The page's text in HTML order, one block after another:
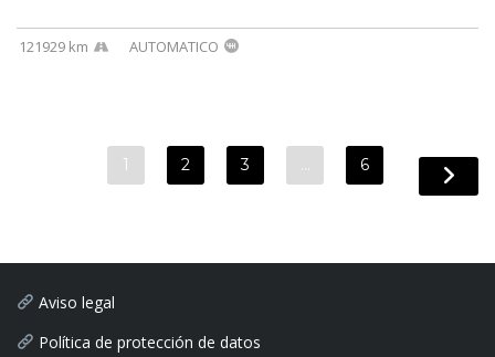
121929 km AUTOMATICO
1 2 3 … 6
Aviso legal
Política de protección de datos